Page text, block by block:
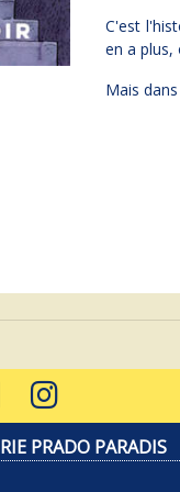
C'est
en a plus,
Mais
PRADO PARADIS